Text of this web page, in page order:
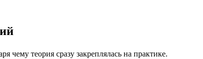
чему теория сразу закреплялась на практике.